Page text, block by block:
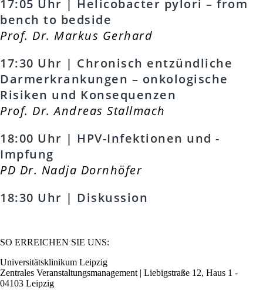
17:05 Uhr | Helicobacter pylori – from
bench to bedside
Prof. Dr. Markus Gerhard
17:30 Uhr | Chronisch entzündliche
Darmerkrankungen – onkologische
Risiken und Konsequenzen
Prof. Dr. Andreas Stallmach
18:00 Uhr | HPV-Infektionen und -
Impfung
PD Dr. Nadja Dornhöfer
18:30 Uhr | Diskussion
SO ERREICHEN SIE UNS:
Universitätsklinikum Leipzig
Zentrales Veranstaltungsmanagement | Liebigstraße 12, Haus 1 -
04103 Leipzig